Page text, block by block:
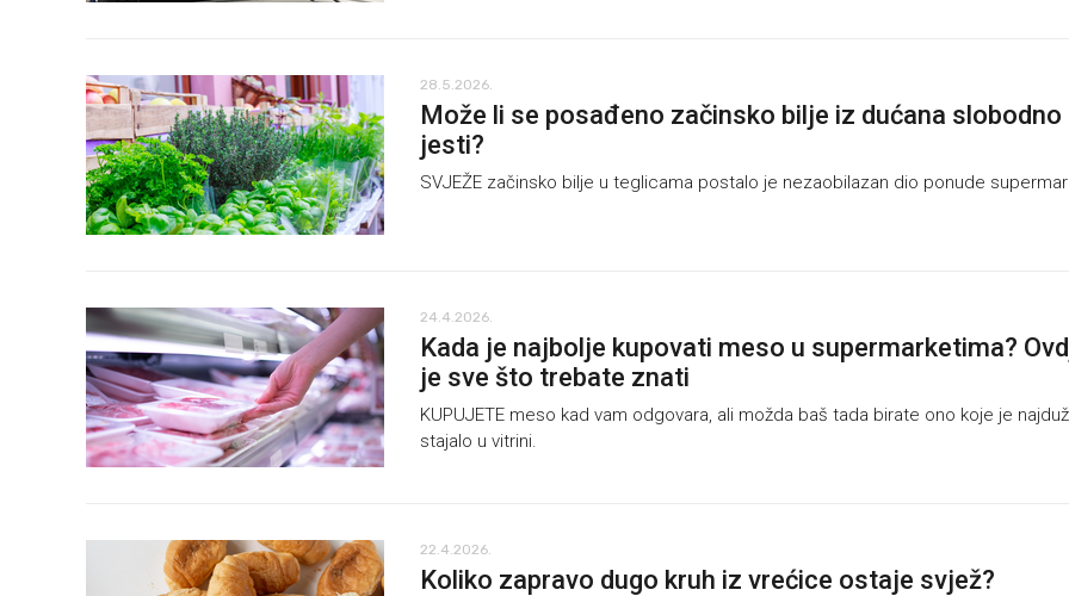
28.5.2026.
Može li se posađeno začinsko bilje iz dućana slobodno
jesti?
SVJEŽE začinsko bilje u teglicama postalo je nezaobilazan dio ponude
24.4.2026.
Kada je najbolje kupovati meso u supermarketima?
je sve što trebate znati
KUPUJETE meso kad vam odgovara, ali možda baš tada birate ono koje je
stajalo u vitrini.
22.4.2026.
Koliko zapravo dugo kruh iz vrećice ostaje svjež?